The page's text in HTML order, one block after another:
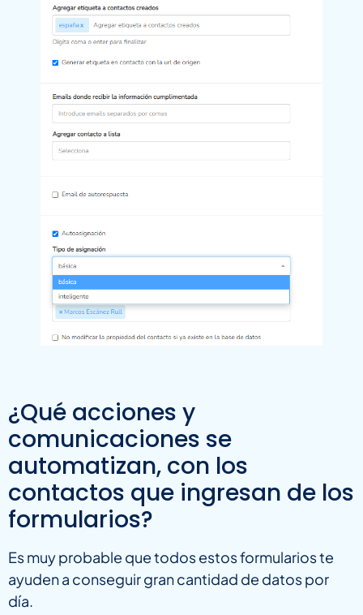
¿Qué acciones y
comunicaciones se
automatizan, con los
contactos que ingresan de los
formularios?
Es muy probable que todos estos formularios te
ayuden a conseguir gran cantidad de datos por
día.